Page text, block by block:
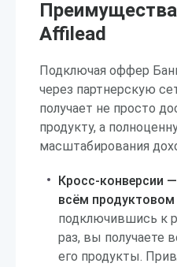
Affilead
Подключая оффер
через партнерскую
получает не просто
продукту, а
масштабирования
Кросс-конверсии
всём продуктовом
подключившись к
раз, вы получаете
его продукты.